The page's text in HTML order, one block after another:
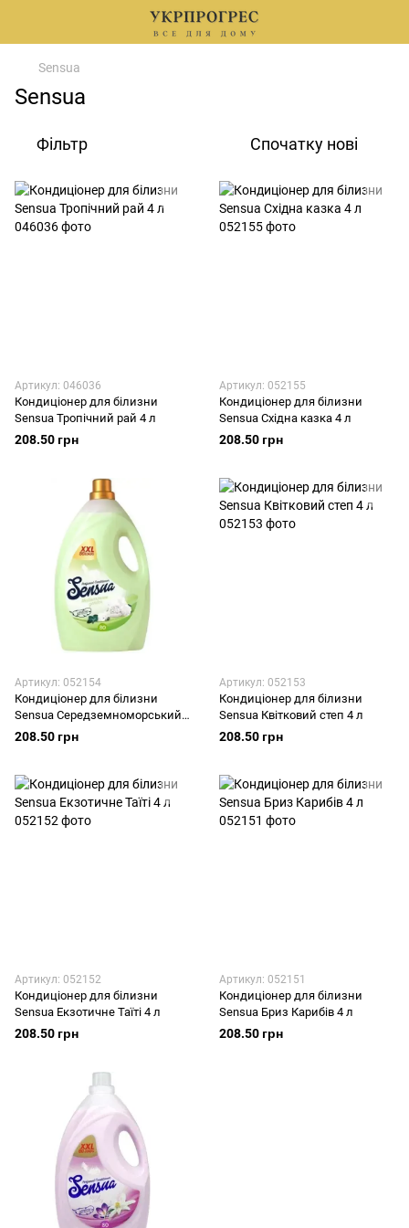
Sensua
Sensua
Фільтр Спочатку нові
Артикул: 046036
Кондиціонер для білизни
Sensua Тропічний рай 4 л
208.50 грн
Артикул: 052155
Кондиціонер для білизни
Sensua Східна казка 4 л
208.50 грн
Артикул: 052154
Кондиціонер для білизни
Sensua Середземноморський
сад 4 л
208.50 грн
Артикул: 052153
Кондиціонер для білизни
Sensua Квітковий степ 4 л
208.50 грн
Артикул: 052152
Кондиціонер для білизни
Sensua Екзотичне Таїті 4 л
208.50 грн
Артикул: 052151
Кондиціонер для білизни
Sensua Бриз Карибів 4 л
208.50 грн